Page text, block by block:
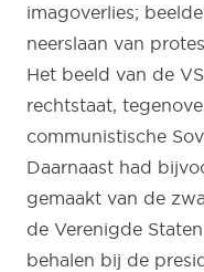
imagoverlies;
neerslaan van
Het beeld van de
rechtstaat,
communistische
Daarnaast had
gemaakt van de
de Verenigde
behalen bij de